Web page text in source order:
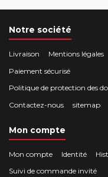
Notre société
Livraison Mentions légales
Paiement sécurisé
Politique de protection des
Contactez-nous
sitemap
Mon compte
Mon compte Identité
Suivi de commande invité